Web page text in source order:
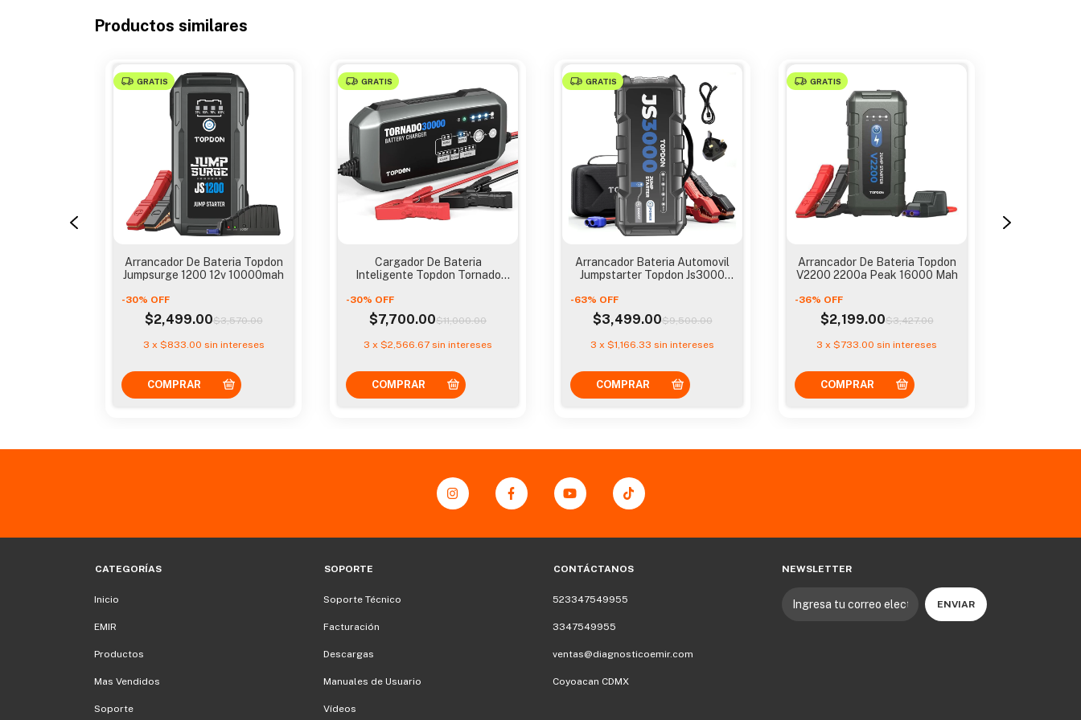
Productos similares
GRATIS
Arrancador De Bateria Topdon
Jumpsurge 1200 12v 10000mah
-30% OFF
$2,499.00$3,570.00
3 x $833.00 sin intereses
GRATIS
Cargador De Bateria
Inteligente Topdon Tornado
-30% OFF
$7,700.00$11,000.00
3 x $2,566.67 sin intereses
GRATIS
Arrancador Bateria Automovil
Jumpstarter Topdon Js3000
-63% OFF
$3,499.00$9,500.00
3 x $1,166.33 sin intereses
GRATIS
Arrancador De Bateria Topdon
V2200 2200a Peak 16000 Mah
-36% OFF
$2,199.00$3,427.00
3 x $733.00 sin intereses
CATEGORÍAS
Inicio
EMIR
Productos
Mas Vendidos
Soporte
SOPORTE
Soporte Técnico
Facturación
Descargas
Manuales de Usuario
Vídeos
CONTÁCTANOS
523347549955
3347549955
ventas@diagnosticoemir.com
Coyoacan CDMX
NEWSLETTER